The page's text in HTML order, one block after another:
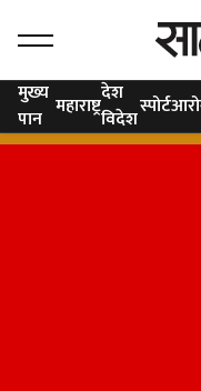
मुख्य
पान महाराष्ट्रदेश
विदेशस्पोर्ट